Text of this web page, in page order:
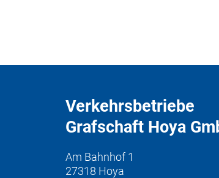
Verkehrsbetriebe
Grafschaft Hoya
Am Bahnhof 1
27318 Hoya